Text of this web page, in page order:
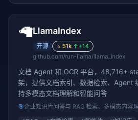
🦙LlamaIndex
开源 ⭐ 51k ↑+14
github.com/run-llama/llama_index
文档 Agent 和 OCR 平台，48,716+
架，提供文档索引、数据检索、Agent
持多模态文档理解和智能问答
🎯企业知识库问答与 RAG 检索、多模态内容